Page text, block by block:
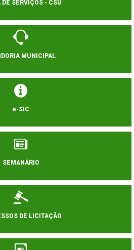
DE SERVIÇOS - CSU
MUNICIPAL
e-SIC
SEMANÁRIO
DE LICITAÇÃO